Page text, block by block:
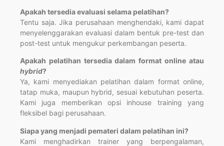
Apakah tersedia evaluasi selama pelatihan?
Tentu saja. Jika perusahaan menghendaki, kami dapat
menyelenggarakan evaluasi dalam bentuk pre-test dan
post-test untuk mengukur perkembangan peserta.
Apakah pelatihan tersedia dalam format online atau
hybrid?
Ya, kami menyediakan pelatihan dalam format online,
tatap muka, maupun hybrid, sesuai kebutuhan peserta.
Kami juga memberikan opsi inhouse training yang
fleksibel bagi perusahaan.
Siapa yang menjadi pemateri dalam pelatihan ini?
Kami menghadirkan trainer yang berpengalaman,